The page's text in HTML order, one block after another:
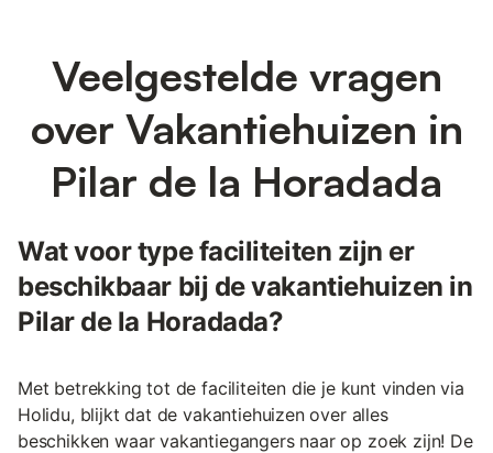
Veelgestelde vragen
over Vakantiehuizen in
Pilar de la Horadada
Wat voor type faciliteiten zijn er
beschikbaar bij de vakantiehuizen in
Pilar de la Horadada?
Met betrekking tot de faciliteiten die je kunt vinden via
Holidu, blijkt dat de vakantiehuizen over alles
beschikken waar vakantiegangers naar op zoek zijn! De